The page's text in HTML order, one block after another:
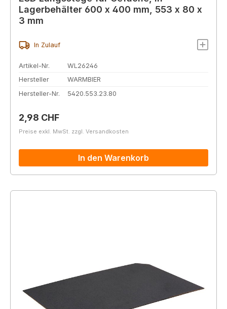
Lagerbehälter 600 x 400 mm, 553 x 80 x
3 mm
In Zulauf
Artikel-Nr.
WL26246
Hersteller
WARMBIER
Hersteller-Nr.
5420.553.23.80
Regulärer Preis:
2,98 CHF
Preise exkl. MwSt. zzgl. Versandkosten
In den Warenkorb